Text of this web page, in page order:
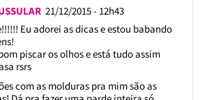
21/12/2015 - 12h43
Eu adorei as dicas e estou babando
piscar os olhos e está tudo assim
rsrs
com as molduras pra mim são as